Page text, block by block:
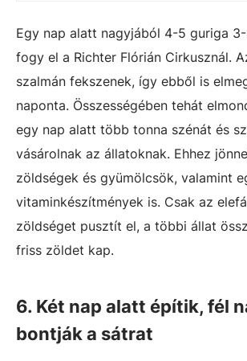
Egy nap alatt nagyjából 4-5 guriga
fogy el a Richter Flórián Cirkusznál.
szalmán fekszenek, így ebből is
naponta. Összességében tehát
egy nap alatt több tonna szénát és
vásárolnak az állatoknak. Ehhez
zöldségek és gyümölcsök, valamint
vitaminkészítmények is. Csak az
zöldséget pusztít el, a többi állat
friss zöldet kap.
6. Két nap alatt építik, fél
bontják a sátrat